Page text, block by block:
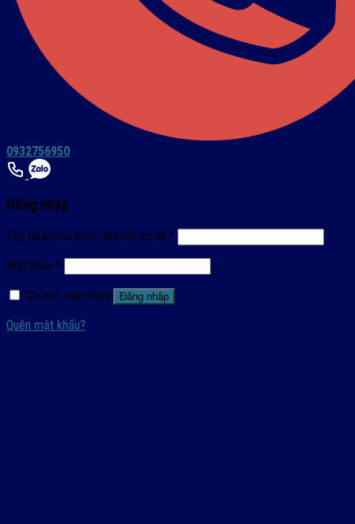
0932756950
Đăng nhập
Tên tài khoản hoặc địa chỉ email *
Mật khẩu *
Ghi nhớ mật khẩu
Đăng nhập
Quên mật khẩu?